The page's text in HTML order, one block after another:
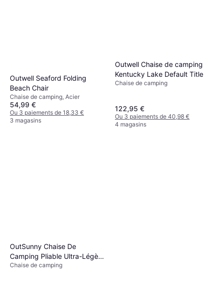
Outwell Seaford Folding
Beach Chair
Chaise de camping, Acier
54,99 €
Ou 3 paiements de 18,33 €
3 magasins
Outwell Chaise de camping
Kentucky Lake Default Title
Chaise de camping
122,95 €
Ou 3 paiements de 40,98 €
4 magasins
OutSunny Chaise De
Camping Pliable Ultra-Légère
Avec Sac Transport
Chaise de camping